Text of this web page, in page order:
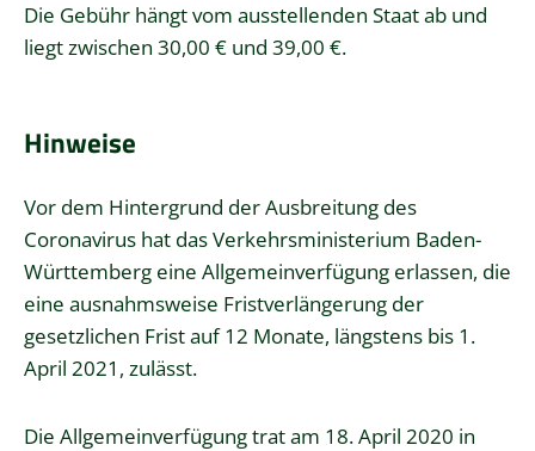
Die Gebühr hängt vom ausstellenden Staat ab und
liegt zwischen 30,00 € und 39,00 €.
Hinweise
Vor dem Hintergrund der Ausbreitung des
Coronavirus hat das Verkehrsministerium Baden-
Württemberg eine Allgemeinverfügung erlassen, die
eine ausnahmsweise Fristverlängerung der
gesetzlichen Frist auf 12 Monate, längstens bis 1.
April 2021, zulässt.
Die Allgemeinverfügung trat am 18. April 2020 in